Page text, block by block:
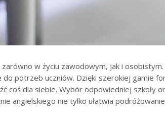
w życiu zawodowym, jak i osobistym.
potrzeb uczniów. Dzięki szerokiej gamie
coś dla siebie. Wybór odpowiedniej szkoły
angielskiego nie tylko ułatwia